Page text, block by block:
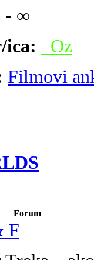
- ∞
ica:
_Oz
Filmovi
Forum
F